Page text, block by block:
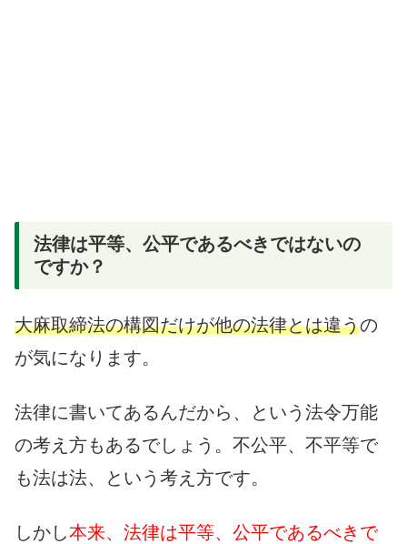
法律は平等、公平であるべきではないの
ですか？
大麻取締法の構図だけが他の法律とは違うの
が気になります。
法律に書いてあるんだから、という法令万能
の考え方もあるでしょう。不公平、不平等で
も法は法、という考え方です。
しかし本来、法律は平等、公平であるべきで